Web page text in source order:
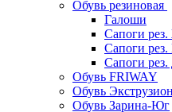
Обувь резиновая
Галоши
Сапоги
Сапоги
Сапоги рез.
Обувь FRIWAY
Обувь Экструзион
Обувь Зарина-Юг